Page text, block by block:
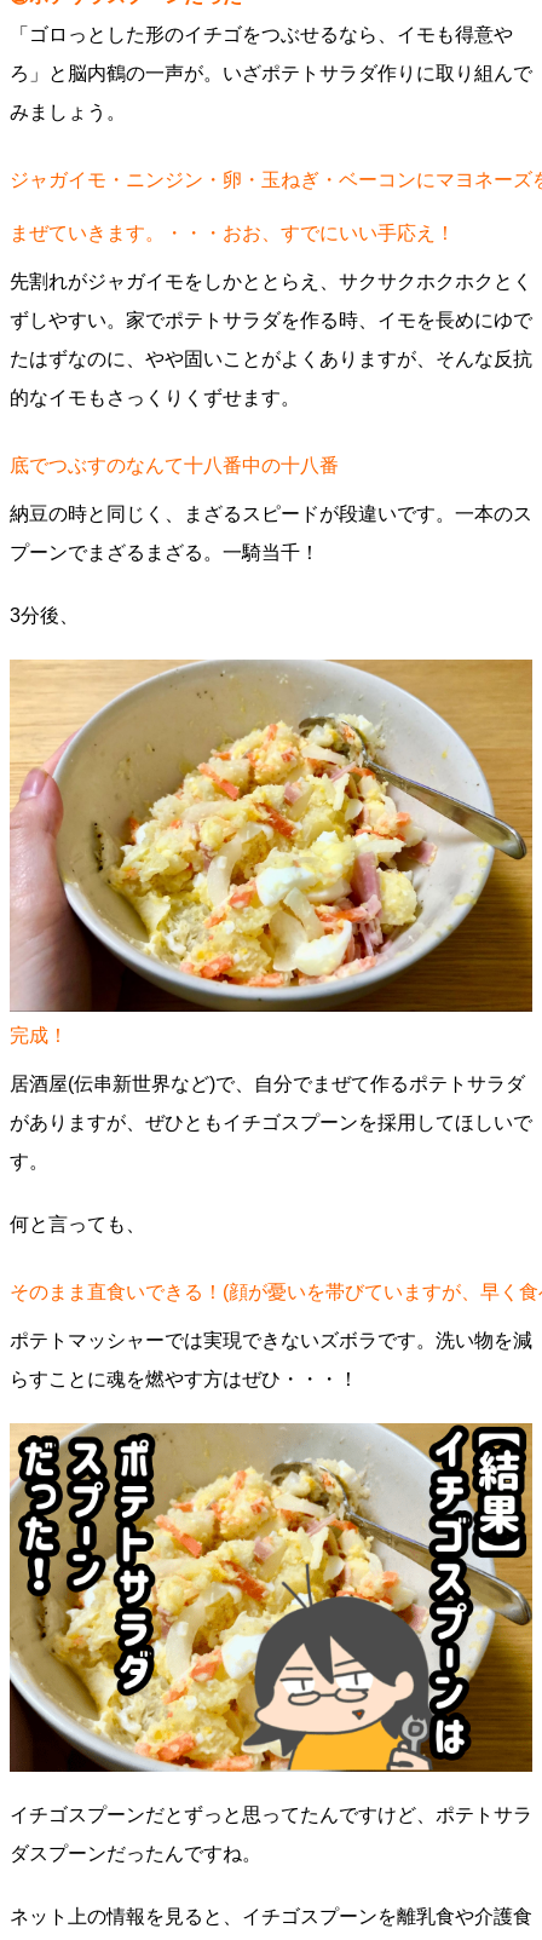
「ゴロっとした形のイチゴをつぶせるなら、イモも得意や
ろ」と脳内鶴の一声が。いざポテトサラダ作りに取り組んで
みましょう。
ジャガイモ・ニンジン・卵・玉ねぎ・ベーコンにマヨネーズ
まぜていきます。・・・おお、すでにいい手応え！
先割れがジャガイモをしかととらえ、サクサクホクホクとく
ずしやすい。家でポテトサラダを作る時、イモを長めにゆで
たはずなのに、やや固いことがよくありますが、そんな反抗
的なイモもさっくりくずせます。
底でつぶすのなんて十八番中の十八番
納豆の時と同じく、まざるスピードが段違いです。一本のス
プーンでまざるまざる。一騎当千！
3分後、
完成！
居酒屋(伝串新世界など)で、自分でまぜて作るポテトサラダ
がありますが、ぜひともイチゴスプーンを採用してほしいで
す。
何と言っても、
そのまま直食いできる！(顔が憂いを帯びていますが、早く
ポテトマッシャーでは実現できないズボラです。洗い物を減
らすことに魂を燃やす方はぜひ・・・！
イチゴスプーンだとずっと思ってたんですけど、ポテトサラ
ダスプーンだったんですね。
ネット上の情報を見ると、イチゴスプーンを離乳食や介護食